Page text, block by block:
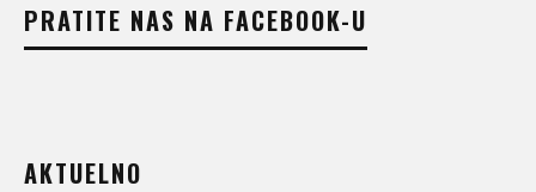
PRATITE NAS NA FACEBOOK-U
AKTUELNO